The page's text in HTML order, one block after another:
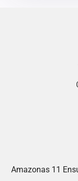
Amazonas 11